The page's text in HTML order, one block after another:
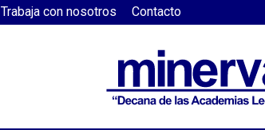
Trabaja con nosotros Contacto